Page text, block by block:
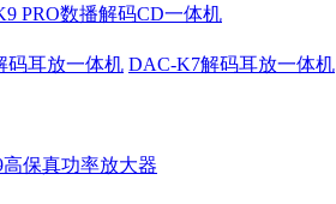
PRO数播解码CD一体机
码耳放一体机 DAC-K7解码耳放一体机
保真功率放大器